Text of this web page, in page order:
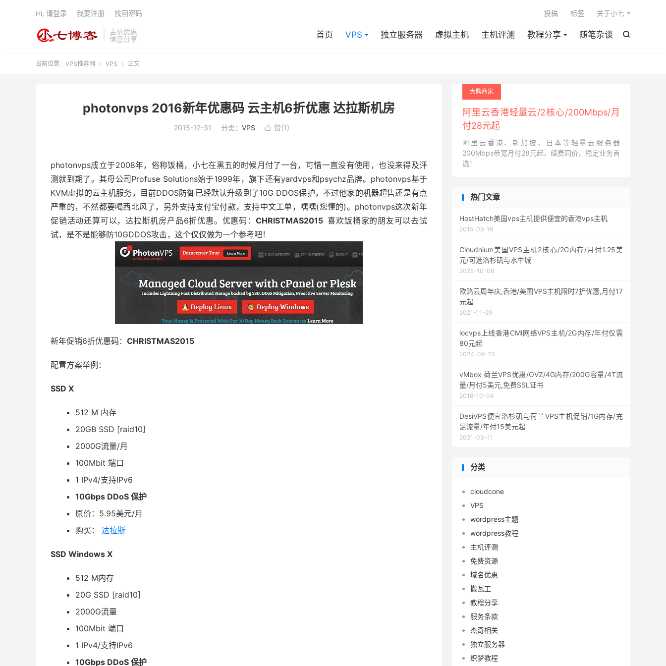
主机优惠
信息分享

首页 VPS 独立服务器 虚拟主机 主机评测 教程分享 随笔杂谈
投稿 标签 关于小七
Hi, 请登录 我要注册 找回密码
当前位置： VPS推荐网  VPS  正文
photonvps 2016新年优惠码 云主机6折优惠 达拉斯机房
2015-12-31 分类： VPS  赞(1)
photonvps成立于2008年，俗称饭桶，小七在黑五的时候月付了一台，可惜一直没有使用，也没来得及评
测就到期了。其母公司Profuse Solutions始于1999年，旗下还有yardvps和psychz品牌。photonvps基于
KVM虚拟的云主机服务，目前DDOS防御已经默认升级到了10G DDOS保护，不过他家的机器超售还是有点
严重的，不然都要喝西北风了，另外支持支付宝付款，支持中文工单，嘿嘿(您懂的)。photonvps这次新年
促销活动还算可以，达拉斯机房产品6折优惠。优惠码： CHRISTMAS2015喜欢饭桶家的朋友可以去试
试，是不是能够防10GDDOS攻击，这个仅仅做为一个参考吧！
新年促销6折优惠码： CHRISTMAS2015
配置方案举例：
SSD X
512 M 内存
20GB SSD [raid10]
2000G流量/月
100Mbit 端口
1 IPv4/支持IPv6
10Gbps DDoS 保护
原价：5.95美元/月
购买： 达拉斯
SSD Windows X
512 M内存
20G SSD [raid10]
2000G流量
100Mbit 端口
1 IPv4/支持IPv6
10Gbps DDoS 保护
大牌商家
阿里云香港轻量云/2核心/200Mbps/月
付28元起
阿里云香港、新加坡、日本等轻量云服务器
200Mbps带宽月付28元起，续费同价，稳定业务首
选！
热门文章
HostHatch美国vps主机提供便宜的香港vps主机
2015-09-19
Cloudnium美国VPS主机2核心/2G内存/月付1.25美
元/可选洛杉矶与水牛城
2025-10-06
欧路云周年庆,香港/美国VPS主机限时7折优惠,月付17
元起
2021-11-29
locvps上线香港CMI网络VPS主机/2G内存/年付仅需
80元起
2024-09-23
vMbox 荷兰VPS优惠/OVZ/4G内存/200G容量/4T流
量/月付5美元,免费SSL证书
2018-10-04
DesiVPS便宜洛杉矶与荷兰VPS主机促销/1G内存/充
足流量/年付15美元起
2021-03-11
分类
cloudcone
VPS
wordpress主题
wordpress教程
主机评测
免费资源
域名优惠
搬瓦工
教程分享
服务条款
杰奇相关
独立服务器
织梦教程